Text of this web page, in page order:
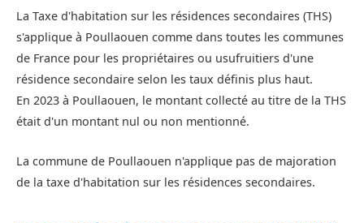
La Taxe d'habitation sur les résidences secondaires (THS)
s'applique à Poullaouen comme dans toutes les communes
de France pour les propriétaires ou usufruitiers d'une
résidence secondaire selon les taux définis plus haut.
En 2023 à Poullaouen, le montant collecté au titre de la THS
était d'un montant nul ou non mentionné.
La commune de Poullaouen n'applique pas de majoration
de la taxe d'habitation sur les résidences secondaires.